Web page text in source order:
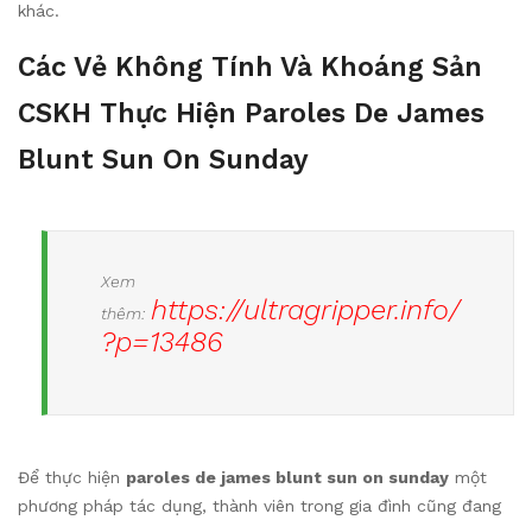
khác.
Các Vẻ Không Tính Và Khoáng Sản
CSKH Thực Hiện Paroles De James
Blunt Sun On Sunday
Xem
thêm: https://ultragripper.info/
?p=13486
Để thực hiện paroles de james blunt sun on sunday một
phương pháp tác dụng, thành viên trong gia đình cũng đang